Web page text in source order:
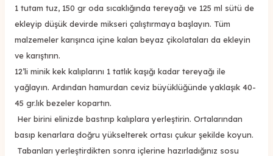
1 tutam tuz, 150 gr oda sıcaklığında tereyağı ve 125 ml sütü de
ekleyip düşük devirde mikseri çalıştırmaya başlayın. Tüm
malzemeler karışınca içine kalan beyaz çikolataları da ekleyin
ve karıştırın.
12’li minik kek kalıplarını 1 tatlık kaşığı kadar tereyağı ile
yağlayın. Ardından hamurdan ceviz büyüklüğünde yaklaşık 40-
45 gr.lık bezeler kopartın.
Her birini elinizde bastırıp kalıplara yerleştirin. Ortalarından
basıp kenarlara doğru yükselterek ortası çukur şekilde koyun.
Tabanları yerleştirdikten sonra içlerine hazırladığınız sosu